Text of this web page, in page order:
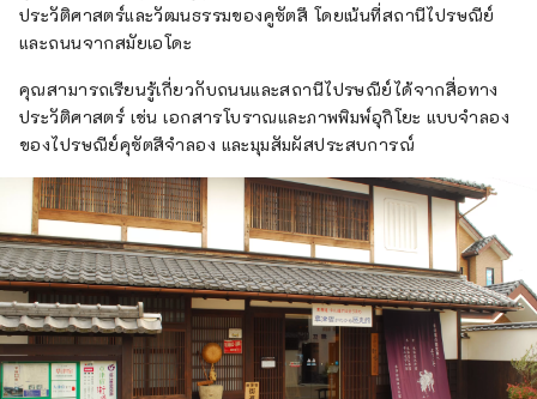
ประวัติศาสตร์และวัฒนธรรมของคูซัตสึ โดยเน้นที่สถานีไปรษณีย์
และถนนจากสมัยเอโดะ
คุณสามารถเรียนรู้เกี่ยวกับถนนและสถานีไปรษณีย์ได้จากสื่อทาง
ประวัติศาสตร์ เช่น เอกสารโบราณและภาพพิมพ์อุกิโยะ แบบจำลอง
ของไปรษณีย์คุซัตสึจำลอง และมุมสัมผัสประสบการณ์